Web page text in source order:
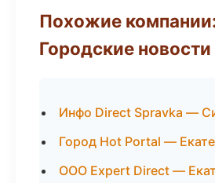
Похожие
Городские
Инфо Direct Spravka —
Город Hot Portal —
ООО Expert Direct —